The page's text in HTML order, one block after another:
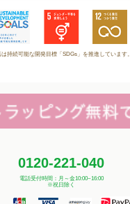
は持続可能な開発目標「SDGs」を推進しています。
0120-221-040
電話受付時間：月～金10:00~16:00
※祝日除く